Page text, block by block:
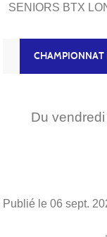
SENIORS BTX
CHAMPIONNAT
Du vendredi
Publié le 06 sept.